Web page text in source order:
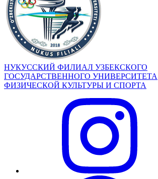
НУКУССКИЙ ФИЛИАЛ УЗБЕКСКОГО
ГОСУДАРСТВЕННОГО УНИВЕРСИТЕТА
ФИЗИЧЕСКОЙ КУЛЬТУРЫ И СПОРТА